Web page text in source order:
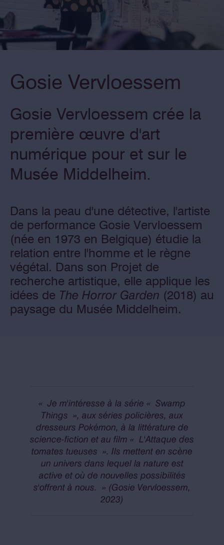
Gosie Vervloessem
Gosie Vervloessem crée la
première œuvre d'art
numérique pour et sur le
Musée Middelheim.
Dans la peau d'une détective, l'artiste
de performance Gosie Vervloessem
(née en 1973 en Belgique) étudie la
relation entre l'homme et le règne
végétal. Dans son Projet de
recherche artistique, elle applique les
idées de The Horror Garden (2018) au
paysage du Musée Middelheim.
« Je m'intéresse à la série « Swamp
Things », aux séries policières, aux
dresseurs Pokémon, à la littérature de
science-fiction et au film « L'Attaque des
tomates tueuses ». Ils mettent en scène
un univers dans lequel la nature est
active et où de nouvelles possibilités
s'offrent à nous. » (Gosie Vervloessem,
2023)